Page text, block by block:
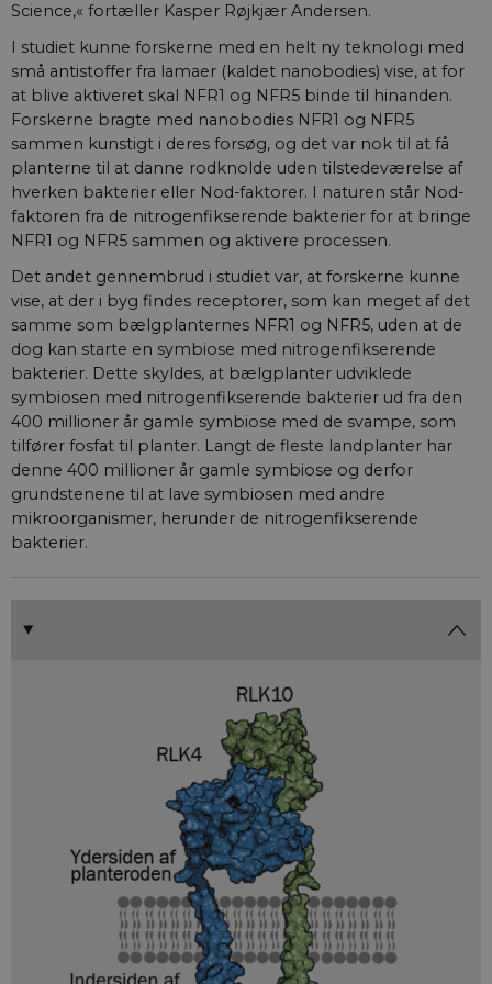
Science,« fortæller Kasper Røjkjær Andersen.
I studiet kunne forskerne med en helt ny teknologi med
små antistoffer fra lamaer (kaldet nanobodies) vise, at for
at blive aktiveret skal NFR1 og NFR5 binde til hinanden.
Forskerne bragte med nanobodies NFR1 og NFR5
sammen kunstigt i deres forsøg, og det var nok til at få
planterne til at danne rodknolde uden tilstedeværelse af
hverken bakterier eller Nod-faktorer. I naturen står Nod-
faktoren fra de nitrogenfikserende bakterier for at bringe
NFR1 og NFR5 sammen og aktivere processen.
Det andet gennembrud i studiet var, at forskerne kunne
vise, at der i byg findes receptorer, som kan meget af det
samme som bælgplanternes NFR1 og NFR5, uden at de
dog kan starte en symbiose med nitrogenfikserende
bakterier. Dette skyldes, at bælgplanter udviklede
symbiosen med nitrogenfikserende bakterier ud fra den
400 millioner år gamle symbiose med de svampe, som
tilfører fosfat til planter. Langt de fleste landplanter har
denne 400 millioner år gamle symbiose og derfor
grundstenene til at lave symbiosen med andre
mikroorganismer, herunder de nitrogenfikserende
bakterier.
.vimeo.com
CookieScriptConsent
fe_typo_user
__Secure-typo3nonce_2JrpNrR02-
iA546ANUjiAw
__Secure-typo3nonce_JM1b649DPU-
IwvaOptN3FA
typo3nonce_bM1zc_UmMZxp9Jg28osPwQ
__Secure-
typo3nonce_VvXsQA3827_3vc1HDVAnEg